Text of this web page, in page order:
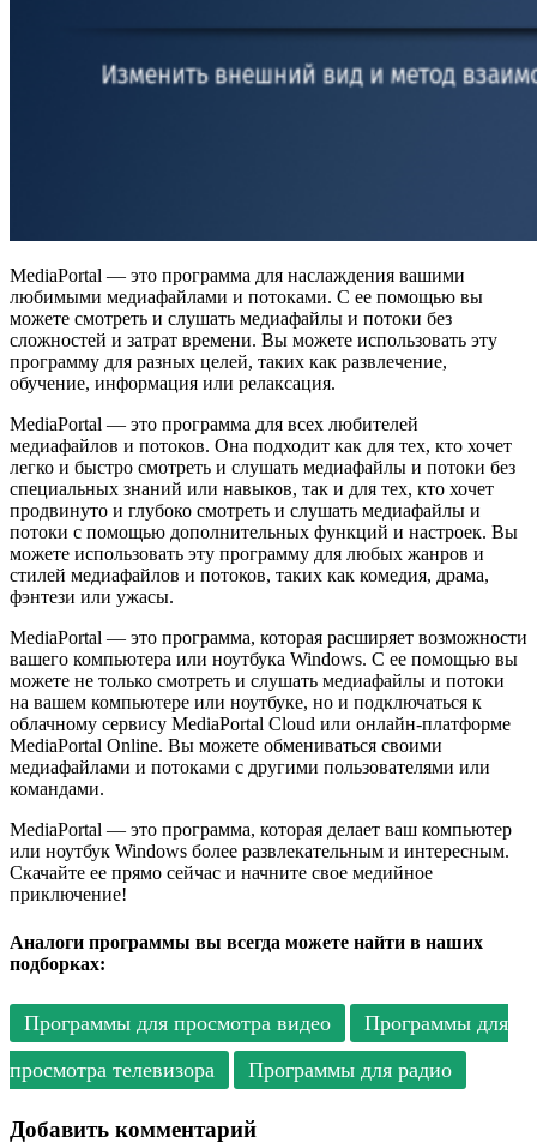
MediaPortal — это программа для наслаждения вашими
любимыми медиафайлами и потоками. С ее помощью вы
можете смотреть и слушать медиафайлы и потоки без
сложностей и затрат времени. Вы можете использовать эту
программу для разных целей, таких как развлечение,
обучение, информация или релаксация.
MediaPortal — это программа для всех любителей
медиафайлов и потоков. Она подходит как для тех, кто хочет
легко и быстро смотреть и слушать медиафайлы и потоки без
специальных знаний или навыков, так и для тех, кто хочет
продвинуто и глубоко смотреть и слушать медиафайлы и
потоки с помощью дополнительных функций и настроек. Вы
можете использовать эту программу для любых жанров и
стилей медиафайлов и потоков, таких как комедия, драма,
фэнтези или ужасы.
MediaPortal — это программа, которая расширяет возможности
вашего компьютера или ноутбука Windows. С ее помощью вы
можете не только смотреть и слушать медиафайлы и потоки
на вашем компьютере или ноутбуке, но и подключаться к
облачному сервису MediaPortal Cloud или онлайн-платформе
MediaPortal Online. Вы можете обмениваться своими
медиафайлами и потоками с другими пользователями или
командами.
MediaPortal — это программа, которая делает ваш компьютер
или ноутбук Windows более развлекательным и интересным.
Скачайте ее прямо сейчас и начните свое медийное
приключение!
Аналоги программы вы всегда можете найти в наших
подборках:
Программы для просмотра видео
Программы для
просмотра телевизора
Программы для радио
Добавить комментарий